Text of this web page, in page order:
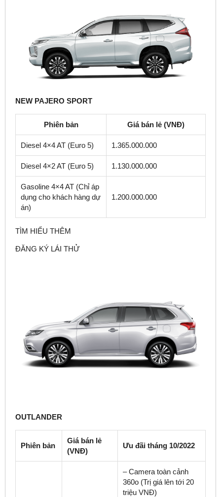
NEW PAJERO SPORT
Phiên bản Giá bán lẻ (VNĐ)
Diesel 4×4 AT (Euro 5) 1.365.000.000
Diesel 4×2 AT (Euro 5) 1.130.000.000
Gasoline 4×4 AT (Chỉ áp
dụng cho khách hàng dự
án)
1.200.000.000
TÌM HIỂU THÊM
ĐĂNG KÝ LÁI THỬ
OUTLANDER
Phiên bản
Giá bán lẻ
(VNĐ)
Ưu đãi tháng 10/2022
– Camera toàn cảnh
360o (Trị giá lên tới 20
triệu VNĐ)